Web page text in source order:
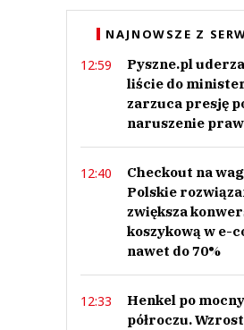
NAJNOWSZE Z
12:59
Pyszne.pl
liście do
zarzuca presję
naruszenie
12:40
Checkout na
Polskie
zwiększa
koszykową w e-
nawet do 70%
12:33
Henkel po
półroczu.